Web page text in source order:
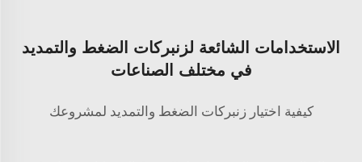
الاستخدامات الشائعة لزنبركات الضغط والتمديد
في مختلف الصناعات
كيفية اختيار زنبركات الضغط والتمديد لمشروعك